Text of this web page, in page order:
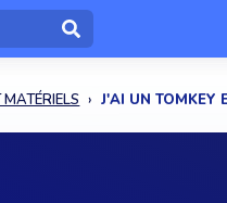
J'AI UN TOMKEY